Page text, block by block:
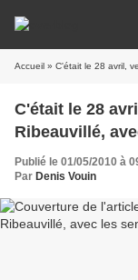
Accueil » C'était le 28 avril,
C'était le 28
Ribeauvillé,
Publié le 01/05/2010 à
Par Denis Vouin